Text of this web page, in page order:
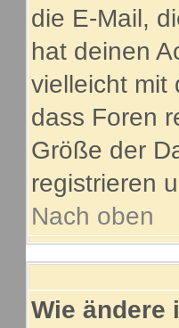
die E-Mail,
hat deinen
vielleicht mit
dass Foren
Größe der
registrieren
Nach oben
Wie ändere